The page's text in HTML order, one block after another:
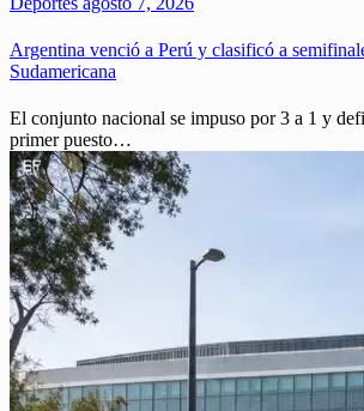
Argentina venció a Perú y clasificó a
Sudamericana
El conjunto nacional se impuso por 3 a 1 y
primer puesto…